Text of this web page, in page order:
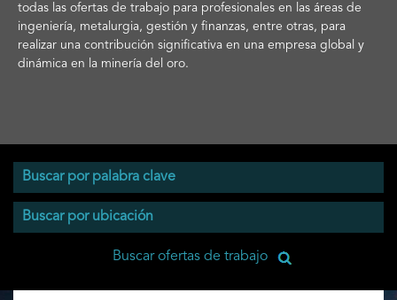
todas las ofertas de trabajo para profesionales en las áreas de
ingeniería, metalurgia, gestión y finanzas, entre otras, para
realizar una contribución significativa en una empresa global y
dinámica en la minería del oro.